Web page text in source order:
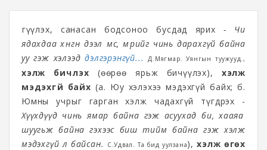
Өгүүлэх, санасан бодсоноо бусдад ярих- Чи
ядахдаа хөнгөн дээл өмс, мөрийг чинь дарахгүй байна
уу гэж хэлээддэлгэрэнгүй... Д.Мягмар. Уянгын туужууд.,
хэлж бичүүлэх (өөрөө ярьж бичүүлэх), хэлж
мэдэхгүй байх (а. Юу хэлэхээ мэдэхгүй байх; б.
Юмны учрыг гарган хэлж чадахгүй түгдрэх -
Хүүхдүүд чинь ямар байна гэж асуухад би, хааяа
шуугьж байна гэхээс биш тийм байна гэж хэлж
мэдэхгүй л байсан.
С.Удвал. Та бид уулзана),хэлж өгөх